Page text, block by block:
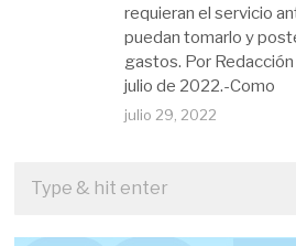
requieran el servicio
puedan tomarlo y
gastos. Por
julio de 2022.-Como
julio 29, 2022